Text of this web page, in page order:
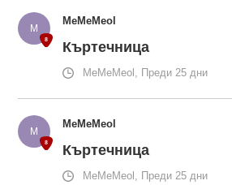
MeMeMeol
Къртечница
MeMeMeol, Преди 25 дни
MeMeMeol
Къртечница
MeMeMeol, Преди 25 дни